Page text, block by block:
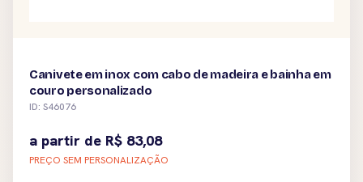
Canivete em inox com cabo de madeira e bainha em
couro personalizado
ID: S46076
a partir de R$ 83,08
PREÇO SEM PERSONALIZAÇÃO